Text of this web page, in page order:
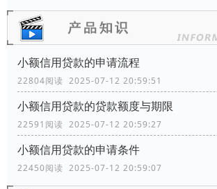
小额信用贷款的申请流程
22804阅读 2025-07-12 20:59:51
小额信用贷款的贷款额度与期限
22591阅读 2025-07-12 20:59:27
小额信用贷款的申请条件
22450阅读 2025-07-12 20:59:07